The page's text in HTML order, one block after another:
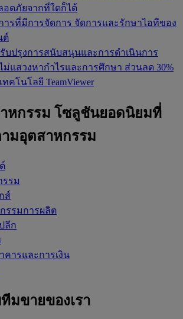
อดภัยจากที่ใดก็ได้
ารที่มีการจัดการ จัดการและรักษาไอทีของ
ต์
บปรุงการสนับสนุนและการดำเนินการ
ม่แสวงหากำไรและการศึกษา ส่วนลด 30%
ทคโนโลยี TeamViewer
หกรรม โซลูชันยอดนิยมที่
ามอุตสาหกรรม
รรม
ส์
รรมการผลิต
ลีก
คารและการเงิน
มขายของเรา